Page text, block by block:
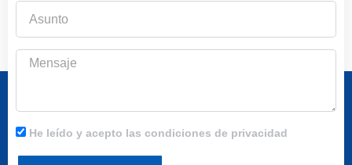
Mensaje
He leído y acepto las condiciones de privacidad